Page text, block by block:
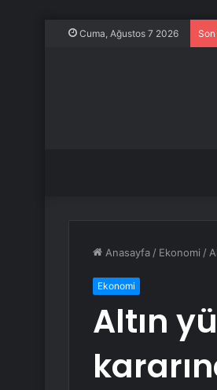
Cuma, Ağustos 7 2026
Anasayfa / Ekonomi /
Ekonomi
Altın